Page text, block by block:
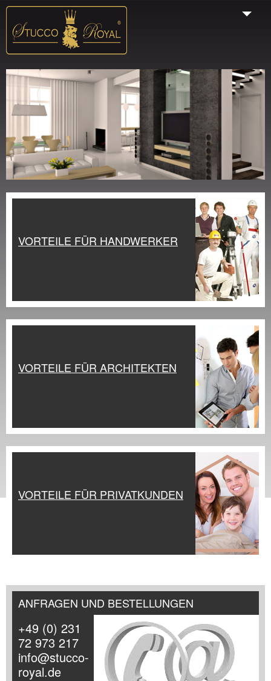
Start
Unternehmen
Produkte
Farbauswahl
Blog
VORTEILE FÜR HANDWERKER
VORTEILE FÜR ARCHITEKTEN
VORTEILE FÜR PRIVATKUNDEN
ANFRAGEN UND BESTELLUNGEN
+49 (0) 231
72 973 217
info@stucco-
royal.de